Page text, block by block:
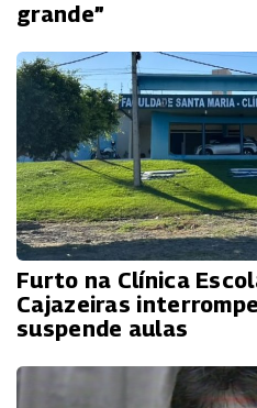
grande”
Furto na Clínica
Cajazeiras
suspende aulas